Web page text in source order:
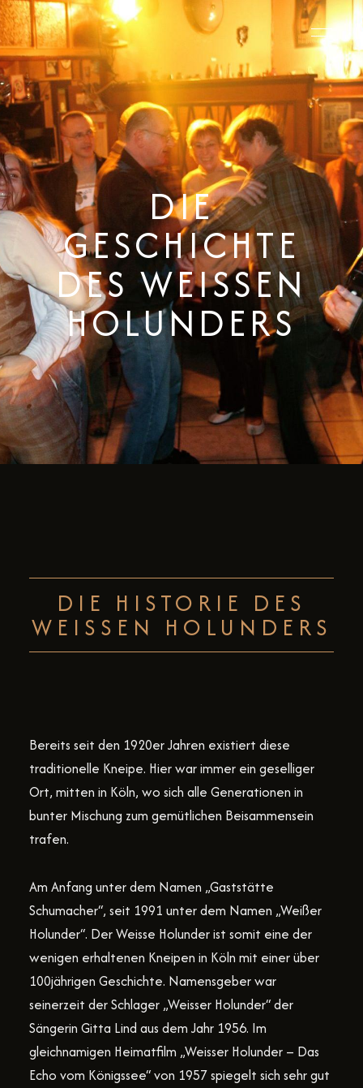
DIE
GESCHICHTE
DES WEISSEN
HOLUNDERS
DIE HISTORIE DES
WEISSEN HOLUNDERS
Bereits seit den 1920er Jahren existiert diese
traditionelle Kneipe. Hier war immer ein geselliger
Ort, mitten in Köln, wo sich alle Generationen in
bunter Mischung zum gemütlichen Beisammensein
trafen.
Am Anfang unter dem Namen „Gaststätte
Schumacher“, seit 1991 unter dem Namen „Weißer
Holunder“. Der Weisse Holunder ist somit eine der
wenigen erhaltenen Kneipen in Köln mit einer über
100jährigen Geschichte. Namensgeber war
seinerzeit der Schlager „Weisser Holunder“ der
Sängerin Gitta Lind aus dem Jahr 1956. Im
gleichnamigen Heimatfilm „Weisser Holunder – Das
Echo vom Königssee“ von 1957 spiegelt sich sehr gut